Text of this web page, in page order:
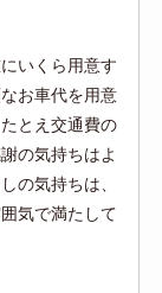
いくら用意す
お車代を用意
とえ交通費の
の気持ちはよ
の気持ちは、
気で満たして